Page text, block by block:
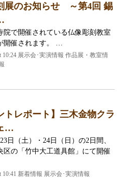
展のお知らせ ～第4回 錫
院で開催されている仏像彫刻教室
開催されます。 …
10:24 展示会･実演情報 作品展・教室情
トレポート】三木金物クラ
…
日（土）・24日（日）の2日間、
区の「竹中大工道具館」にて開催
10:41 新着情報 展示会･実演情報